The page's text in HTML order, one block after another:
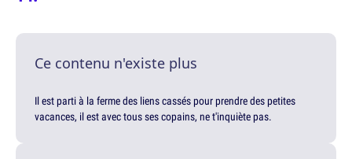
Ce contenu n'existe plus
Il est parti à la ferme des liens cassés pour prendre des petites
vacances, il est avec tous ses copains, ne t'inquiète pas.